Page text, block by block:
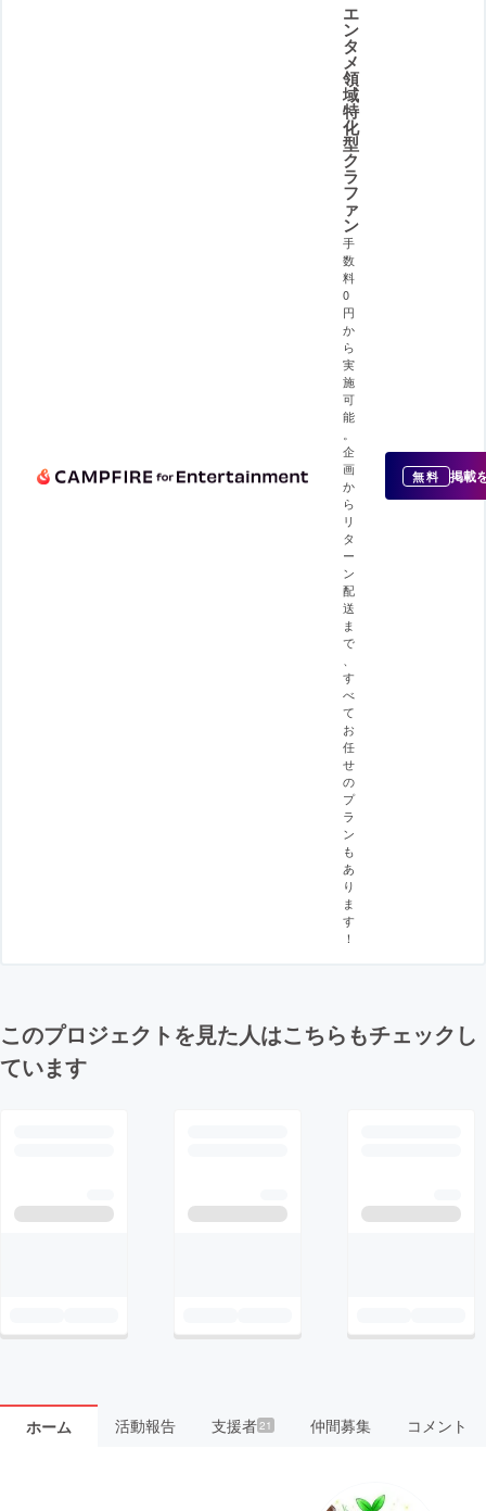
エ
ン
タ
メ
領
域
特
化
型
ク
ラ
フ
ァ
ン
手
数
料
0
円
か
ら
実
施
可
能
。
企
画
か
ら
リ
タ
ー
ン
配
送
ま
で
、
す
べ
て
お
任
せ
の
プ
ラ
ン
も
あ
り
ま
す
！
無料 掲載
このプロジェクトを見た人はこちらもチェックし
ています
ホーム 活動報告 支援者21 仲間募集 コメント